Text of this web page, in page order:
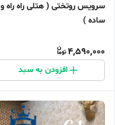
سرویس روتختی ( هتلی راه راه و
ساده )
4,590,000
افزودن به سبد